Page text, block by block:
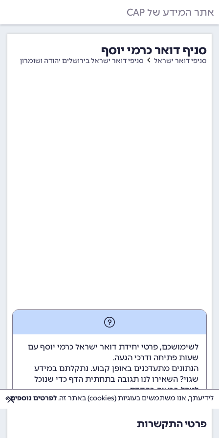
אתר המידע של CAP
סניף דואר כרמי יוסף
סניפי דואר ישראל סניפי דואר ישראל בירושלים יהודה ושומרון
לשימושכם, פרטי יחידת דואר ישראל כרמי יוסף עם
שעות פתיחה ודרכי הגעה.
הנתונים מתעדכנים באופן קבוע. נתקלתם במידע
שגוי? השאירו לנו תגובה בתחתית הדף כדי שנוכל
לטפל בבעיה בהקדם.
פרטי התקשרות
לידיעתך, אנו משתמשים בעוגיות (cookies) באתר זה. לפרטים נוספים »